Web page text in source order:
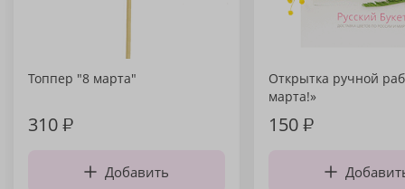
Топпер "8 марта"
310₽
Добавить
Открытка ручной
марта!»
150₽